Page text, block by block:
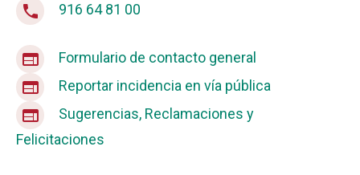
phone 916 64 81 00
web Formulario de contacto general
web Reportar incidencia en vía pública
web
Sugerencias, Reclamaciones y
Felicitaciones